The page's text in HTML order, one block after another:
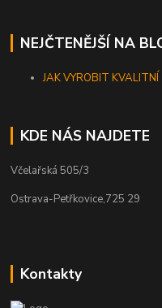
NEJČTENĚJŠÍ NA
JAK VYROBIT
KDE NÁS NAJDETE
Včelařská 505/3
Ostrava-Petřkovice,725 29
Kontakty